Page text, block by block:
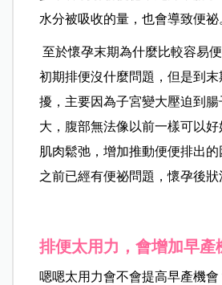
水分被吸收的量，也會導致便祕
至於懷孕末期為什麼比較容易
初期排便沒什麼問題，但是到末
擾，主要因為子宮變大壓迫到
大，腹部無法像以前一樣可以
肌肉鬆弛，增加推動便便排出
之前已經有便祕問題，懷孕後狀
排便太用力，會增加早產
嗯嗯太用力會不會提高早產機